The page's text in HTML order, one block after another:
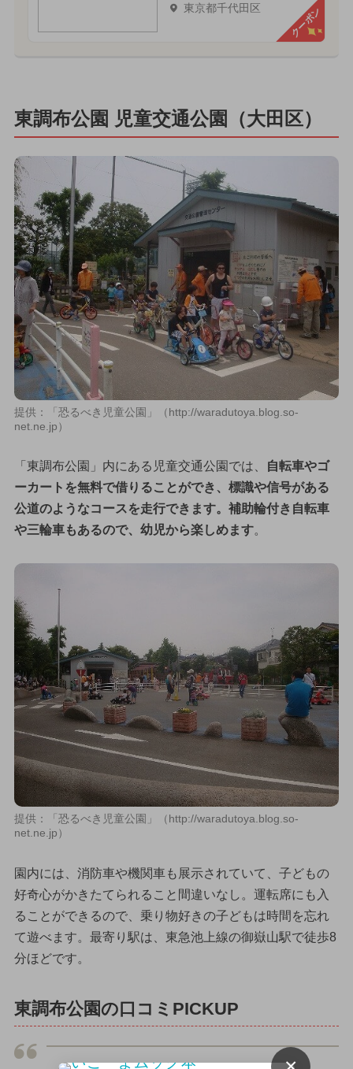
東京都千代田区 クーポン
東調布公園 児童交通公園（大田区）
提供：「恐るべき児童公園」（http://waradutoya.blog.so-
net.ne.jp）
「東調布公園」内にある児童交通公園では、
自転車やゴ
ーカートを無料で借りることができ、標識や信号がある
公道のようなコースを走行できます。補助輪付き自転車
や三輪車もあるので、幼児から楽しめます。
提供：「恐るべき児童公園」（http://waradutoya.blog.so-
net.ne.jp）
園内には、消防車や機関車も展示されていて、子どもの
好奇心がかきたてられること間違いなし。運転席にも入
ることができるので、乗り物好きの子どもは時間を忘れ
て遊べます。最寄り駅は、東急池上線の御嶽山駅で徒歩8
分ほどです。
東調布公園の口コミPICKUP